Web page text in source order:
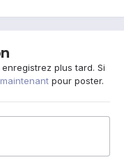
plus tard. Si
pour poster.